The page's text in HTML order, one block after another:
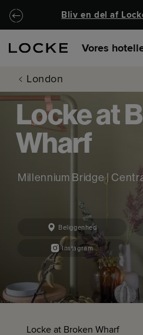
Spring til hovedindhold
Locke.Header.SkipToNav
Bliv en del af
Vores
London
Locke at
Wharf
Millennium Bridge |
Beliggenhed
Instagram